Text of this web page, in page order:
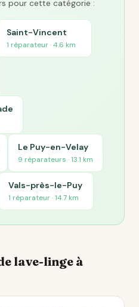
pour cette catégorie :
Saint-Vincent
1 réparateur · 4.6 km
Le Puy-en-Velay
9 réparateurs · 13.1 km
Vals-près-le-Puy
1 réparateur · 14.7 km
lave-linge à